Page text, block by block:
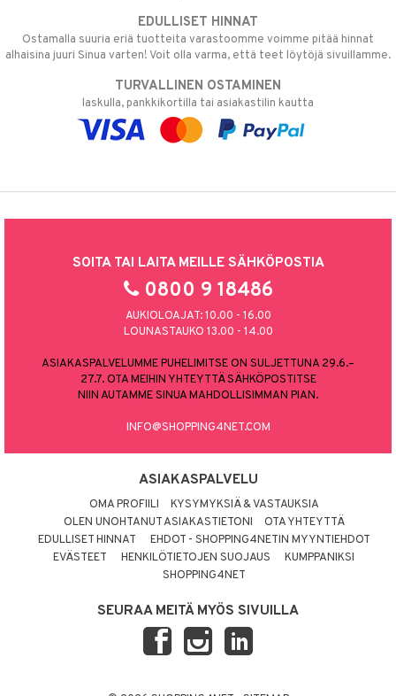
EDULLISET HINNAT
Ostamalla suuria eriä tuotteita varastoomme voimme pitää hinnat
alhaisina juuri Sinua varten! Voit olla varma, että teet löytöjä sivuillamme.
TURVALLINEN OSTAMINEN
laskulla, pankkikortilla tai asiakastilin kautta
SOITA TAI LAITA MEILLE SÄHKÖPOSTIA
0800 9 18486
AUKIOLOAJAT: 10.00 - 16.00
LOUNASTAUKO 13.00 - 14.00
ASIAKASPALVELUMME PUHELIMITSE ON SULJETTUNA 29.6.–
27.7. OTA MEIHIN YHTEYTTÄ SÄHKÖPOSTITSE
NIIN AUTAMME SINUA MAHDOLLISIMMAN PIAN.
INFO@SHOPPING4NET.COM
ASIAKASPALVELU
OMA PROFIILI
KYSYMYKSIÄ & VASTAUKSIA
OLEN UNOHTANUT ASIAKASTIETONI
OTA YHTEYTTÄ
EDULLISET HINNAT
EHDOT - SHOPPING4NETIN MYYNTIEHDOT
EVÄSTEET
HENKILÖTIETOJEN SUOJAUS
KUMPPANIKSI
SHOPPING4NET
SEURAA MEITÄ MYÖS SIVUILLA